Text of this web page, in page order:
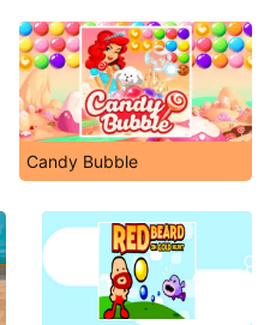
Candy Bubble